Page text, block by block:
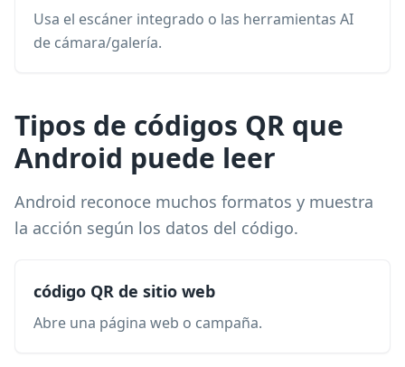
Usa el escáner integrado o las herramientas AI
de cámara/galería.
Tipos de códigos QR que
Android puede leer
Android reconoce muchos formatos y muestra
la acción según los datos del código.
código QR de sitio web
Abre una página web o campaña.